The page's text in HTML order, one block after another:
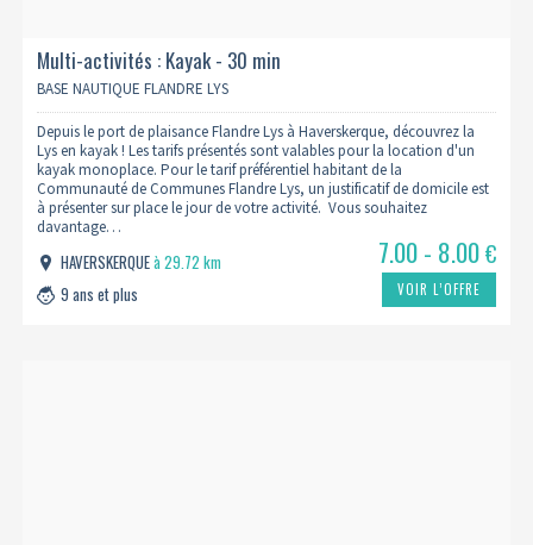
Multi-activités : Kayak - 30 min
BASE NAUTIQUE FLANDRE LYS
Depuis le port de plaisance Flandre Lys à Haverskerque, découvrez la
Lys en kayak ! Les tarifs présentés sont valables pour la location d'un
kayak monoplace. Pour le tarif préférentiel habitant de la
Communauté de Communes Flandre Lys, un justificatif de domicile est
à présenter sur place le jour de votre activité. Vous souhaitez
davantage…
HAVERSKERQUEà 29.72 km
9 ans et plus
7.00 - 8.00€
VOIR L’OFFRE